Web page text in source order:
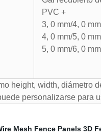
PVC +
3, 0 mm/4, 0 mm
4, 0 mm/5, 0 mm
5, 0 mm/6, 0 mm
height, width, diámetro
personalizarse para